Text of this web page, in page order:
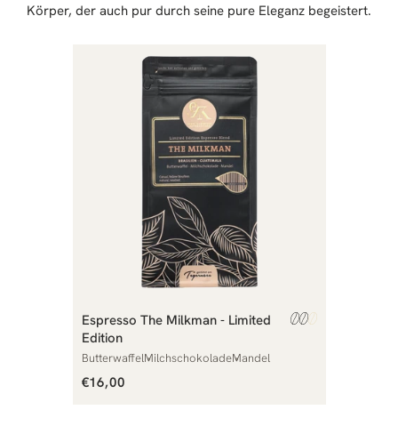
Körper, der auch pur durch seine pure Eleganz begeistert.
Espresso The Milkman - Limited
Edition
ButterwaffelMilchschokoladeMandel
Normaler
Preis
€16,00